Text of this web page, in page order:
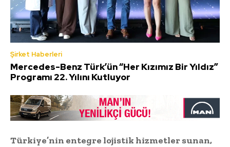
Şirket Haberleri
Mercedes-Benz Türk’ün “Her Kızımız Bir Yıldız”
Programı 22. Yılını Kutluyor
Türkiye’nin entegre lojistik hizmetler sunan,